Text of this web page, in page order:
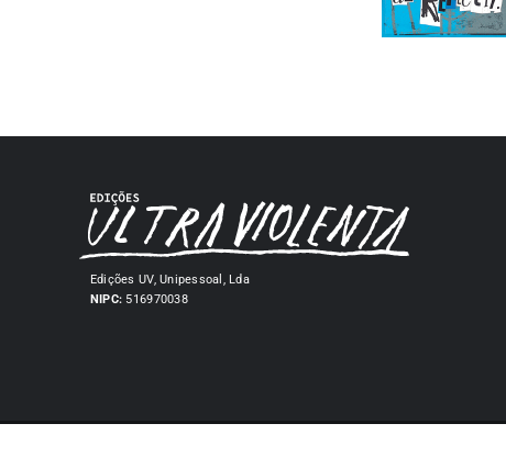
Edições UV, Unipessoal, Lda
NIPC: 516970038